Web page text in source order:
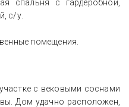
спальня с гардеробной,
с/у.
помещения.
с вековыми соснами
Дом удачно расположен,